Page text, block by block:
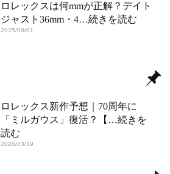
ロレックスは何mmが正解？デイト
ジャスト36mm・4…続きを読む
2025/09/01
ロレックス新作予想｜70周年に
「ミルガウス」復活？【 …続きを
読む
2026/03/19